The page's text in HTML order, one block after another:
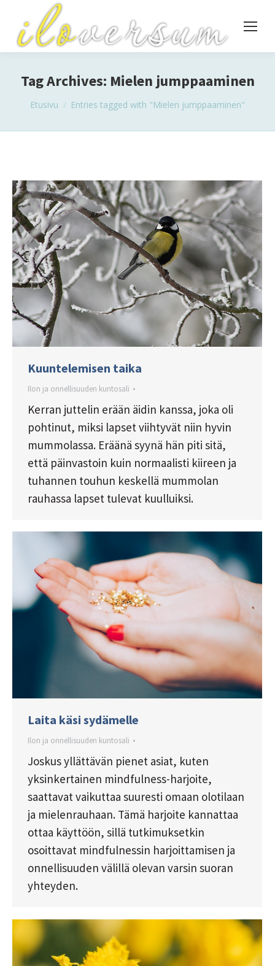
Tag Archives: Mielen jumppaaminen
You are here:
Etusivu Entries tagged with "Mielen jumppaaminen"
Kuuntelemisen taika
Ilon ja onnellisuuden kuntosali
Kerran juttelin erään äidin kanssa, joka oli
pohtinut, miksi lapset viihtyvät niin hyvin
mummolassa. Eräänä syynä hän piti sitä,
että päinvastoin kuin normaalisti kiireen ja
tuhannen touhun keskellä mummolan
rauhassa lapset tulevat kuulluiksi.
Laita käsi sydämelle
Ilon ja onnellisuuden kuntosali
Joskus yllättävän pienet asiat, kuten
yksinkertainen mindfulness-harjoite,
saattavat vaikuttaa suuresti omaan olotilaan
ja mielenrauhaan. Tämä harjoite kannattaa
ottaa käyttöön, sillä tutkimuksetkin
osoittavat mindfulnessin harjoittamisen ja
onnellisuuden välillä olevan varsin suoran
yhteyden.